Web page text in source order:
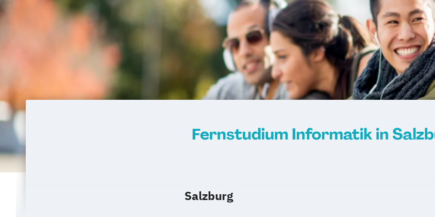
Fernstudium Informatik in
Salzburg